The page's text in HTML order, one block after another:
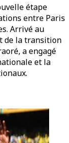
étape
entre Paris
Arrivé au
de la transition
a engagé
et la